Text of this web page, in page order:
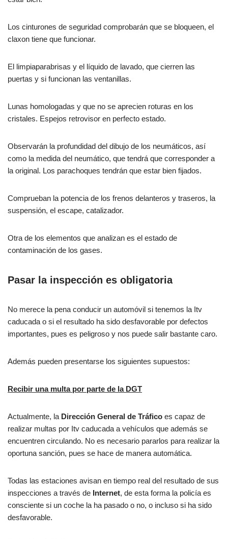
Los cinturones de seguridad comprobarán que se bloqueen, el
claxon tiene que funcionar.
El limpiaparabrisas y el líquido de lavado, que cierren las
puertas y si funcionan las ventanillas.
Lunas homologadas y que no se aprecien roturas en los
cristales. Espejos retrovisor en perfecto estado.
Observarán la profundidad del dibujo de los neumáticos, así
como la medida del neumático, que tendrá que corresponder a
la original. Los parachoques tendrán que estar bien fijados.
Comprueban la potencia de los frenos delanteros y traseros, la
suspensión, el escape, catalizador.
Otra de los elementos que analizan es el estado de
contaminación de los gases.
Pasar la inspección es obligatoria
No merece la pena conducir un automóvil si tenemos la Itv
caducada o si el resultado ha sido desfavorable por defectos
importantes, pues es peligroso y nos puede salir bastante caro.
Además pueden presentarse los siguientes supuestos:
Recibir una multa por parte de la DGT
Actualmente, la Dirección General de Tráfico es capaz de
realizar multas por Itv caducada a vehículos que además se
encuentren circulando. No es necesario pararlos para realizar la
oportuna sanción, pues se hace de manera automática.
Todas las estaciones avisan en tiempo real del resultado de sus
inspecciones a través de Internet, de esta forma la policía es
consciente si un coche la ha pasado o no, o incluso si ha sido
desfavorable.